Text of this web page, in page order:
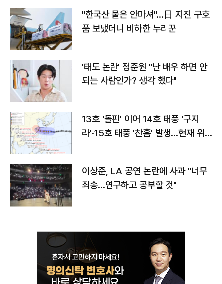
"한국산 물은 안마셔"…日 지진 구호
품 보냈더니 비하한 누리꾼
'태도 논란' 정준원 "난 배우 하면 안
되는 사람인가? 생각 했다"
13호 '돌핀' 이어 14호 태풍 '구지
라'·15호 태풍 '찬홈' 발생…현재 위
이상준, LA 공연 논란에 사과 "너무
죄송…연구하고 공부할 것"